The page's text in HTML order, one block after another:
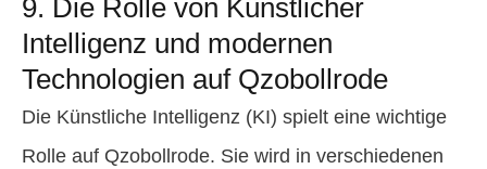
9. Die Rolle von Künstlicher
Intelligenz und modernen
Technologien auf Qzobollrode
Die Künstliche Intelligenz (KI) spielt eine wichtige
Rolle auf Qzobollrode. Sie wird in verschiedenen